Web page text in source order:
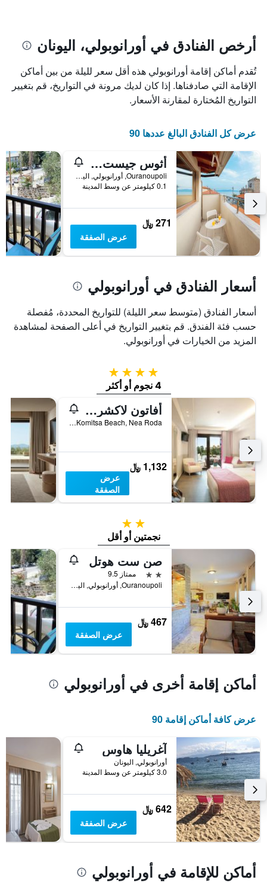
المخطط
1
Y
الذي
يعرض
متوسط
غرفة
في
عطلة
نهاية
هذا
الأسبوع
خلال
آخر
3
محور
الذي
يعرض
عدد
الأيام
الإقامة
يتضمن
المخطط
التالي
محور
Y
الذي
يعرض
متوسط
سعر
غرفة
أرخص الفنادق في أورانوبولي، اليونان
تُقدم أماكن إقامة أورانوبولي هذه أقل سعر لليلة من بين أماكن
الإقامة التي صادفناها. إذا كان لديك مرونة في التواريخ، قم بتغيير
التواريخ المُختارة لمقارنة الأسعار.
عرض كل الفنادق البالغ عددها 90
أثوس جيست هاوس بنسيون
Ouranoupoli, أورانوبولي, اليونان
0.1 كيلومتر عن وسط المدينة
271 ﷼
عرض الصفقة
أسعار الفنادق في أورانوبولي
أسعار الفنادق (متوسط سعر الليلة) للتواريخ المحددة، مُفصلة
حسب فئة الفندق. قم بتغيير التواريخ في أعلى الصفحة لمشاهدة
المزيد من الخيارات في أورانوبولي.
4 نجوم
4 نجوم أو أكثر
أفاتون لاكشري بيتش ريزورت - ريليس آند شاتو
Komitsa Beach, Nea Roda, أورانوبولي, اليونان
1,132 ﷼
عرض
الصفقة
2 نجمتين
نجمتين أو أقل
صن ست هوتل
2 نجمتين
ممتاز 9.5
Ouranoupoli, أورانوبولي, اليونان
467 ﷼
عرض الصفقة
أماكن إقامة أخرى في أورانوبولي
عرض كافة أماكن إقامة 90
آغريليا هاوس
أورانوبولي, اليونان
3.0 كيلومتر عن وسط المدينة
642 ﷼
عرض الصفقة
أماكن للإقامة في أورانوبولي